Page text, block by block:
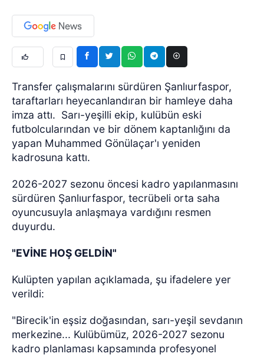
Transfer çalışmalarını sürdüren Şanlıurfaspor,
taraftarları heyecanlandıran bir hamleye daha
imza attı. Sarı-yeşilli ekip, kulübün eski
futbolcularından ve bir dönem kaptanlığını da
yapan Muhammed Gönülaçar'ı yeniden
kadrosuna kattı.
2026-2027 sezonu öncesi kadro yapılanmasını
sürdüren Şanlıurfaspor, tecrübeli orta saha
oyuncusuyla anlaşmaya vardığını resmen
duyurdu.
"EVİNE HOŞ GELDİN"
Kulüpten yapılan açıklamada, şu ifadelere yer
verildi:
"Birecik'in eşsiz doğasından, sarı-yeşil sevdanın
merkezine... Kulübümüz, 2026-2027 sezonu
kadro planlaması kapsamında profesyonel